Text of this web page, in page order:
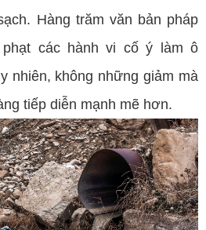
Hàng trăm văn bản pháp
các hành vi cố ý làm ô
nhiên, không những giảm mà
tiếp diễn mạnh mẽ hơn.